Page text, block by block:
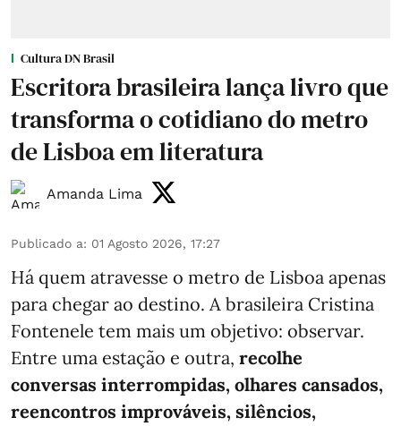
Cultura DN Brasil
Escritora brasileira lança livro que
transforma o cotidiano do metro
de Lisboa em literatura
Amanda Lima
Publicado a: 01 Agosto 2026, 17:27
Há quem atravesse o metro de Lisboa apenas
para chegar ao destino. A brasileira Cristina
Fontenele tem mais um objetivo: observar.
Entre uma estação e outra, recolhe
conversas interrompidas, olhares cansados,
reencontros improváveis, silêncios,